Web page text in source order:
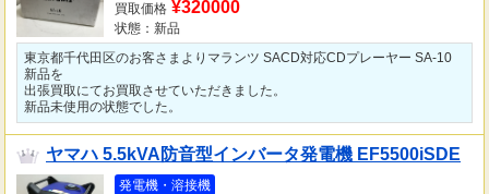
買取価格 ¥320000
状態：新品
東京都千代田区のお客さまよりマランツ SACD対応CDプレーヤー SA-10
新品を
出張買取にてお買取させていただきました。
新品未使用の状態でした。
ヤマハ 5.5kVA防音型インバータ発電機 EF5500iSDE
発電機・溶接機